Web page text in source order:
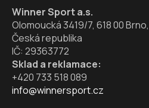
Winner Sport a.s.
Olomoucká 3419/7, 618 00 Brno,
Česká republika
IČ: 29363772
Sklad a reklamace:
+420 733 518 089
info@winnersport.cz